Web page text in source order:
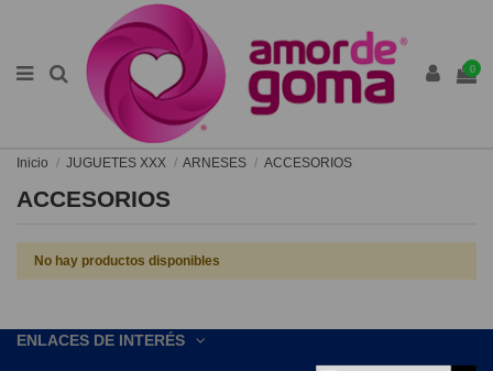
0
Inicio JUGUETES XXX ARNESES ACCESORIOS
ACCESORIOS
No hay productos disponibles
ENLACES DE INTERÉS